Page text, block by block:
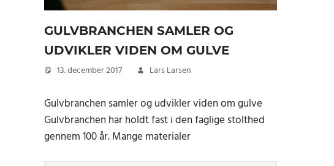
GULVBRANCHEN SAMLER OG
UDVIKLER VIDEN OM GULVE
13. december 2017 Lars Larsen
Gulvbranchen samler og udvikler viden om gulve
Gulvbranchen har holdt fast i den faglige stolthed
gennem 100 år. Mange materialer